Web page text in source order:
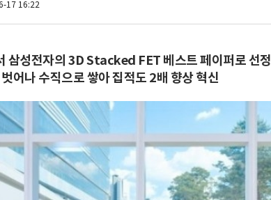
17 16:22
삼성전자의 3D Stacked FET 베스트 페이퍼로 선정
어나 수직으로 쌓아 집적도 2배 향상 혁신